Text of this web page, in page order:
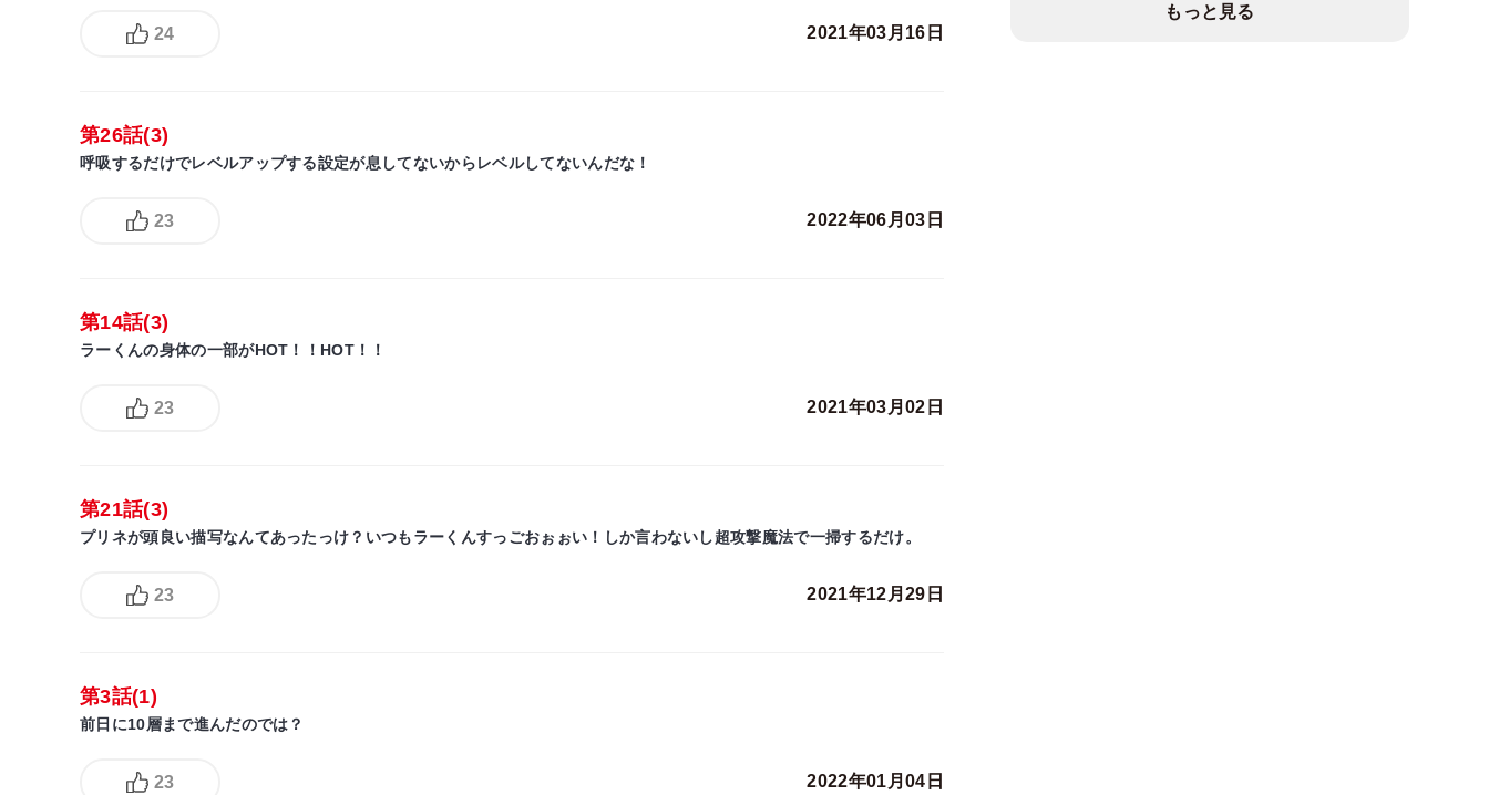
24 2021年03月16日
第26話(3)
呼吸するだけでレベルアップする設定が息してないからレベルしてないんだな！
23 2022年06月03日
第14話(3)
ラーくんの身体の一部がHOT！！HOT！！
23 2021年03月02日
第21話(3)
プリネが頭良い描写なんてあったっけ？いつもラーくんすっごおぉぉい！しか言わないし超攻撃魔法で一掃するだけ。
23 2021年12月29日
第3話(1)
前日に10層まで進んだのでは？
23 2022年01月04日
もっと見る